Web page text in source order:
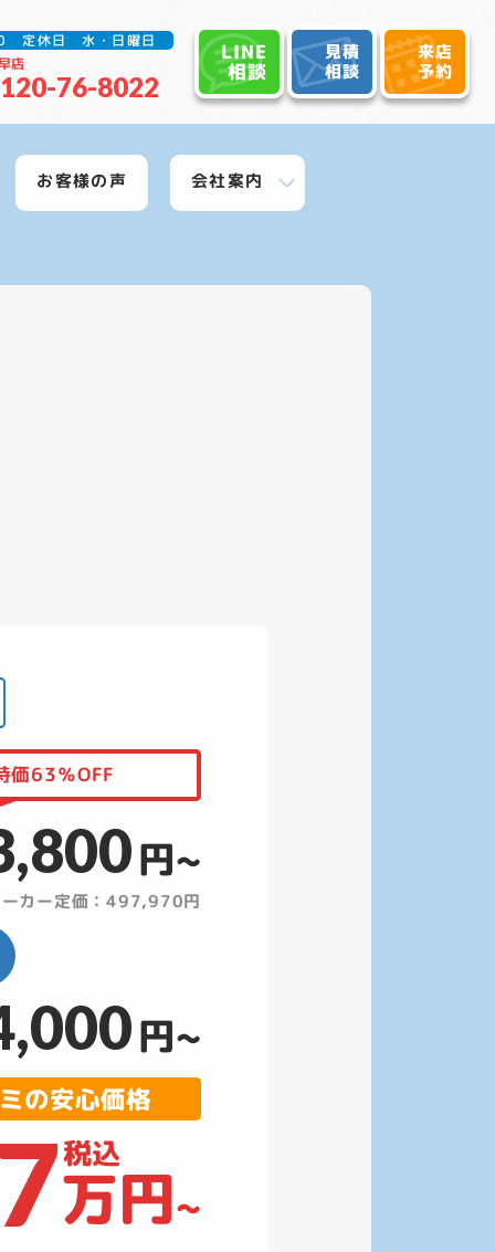
休日 水・日曜日
店
76-8022
LINE
相談
見積
相談
来店
予約
お客様の声 会社案内
価63％OFF
円~
カー定価：497,970円
円~
の安心価格
万円~
税込